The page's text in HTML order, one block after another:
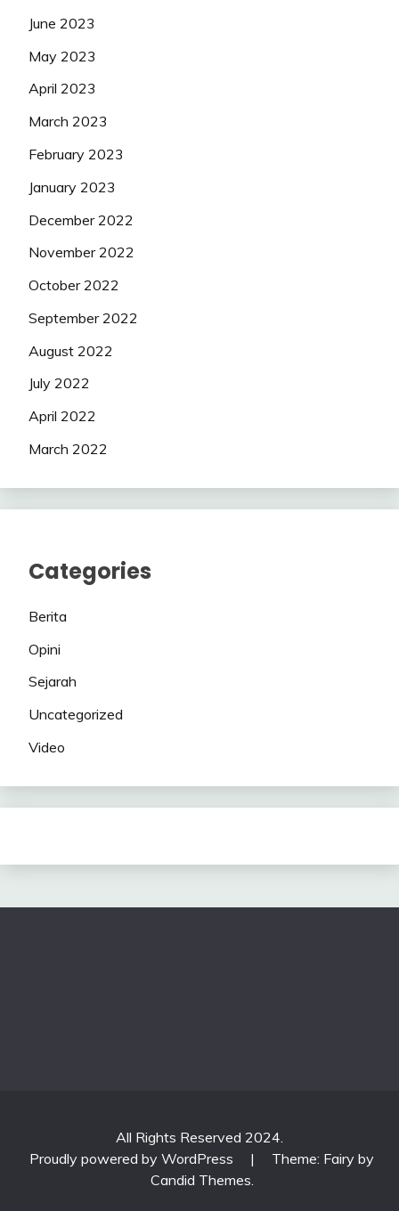
June 2023
May 2023
April 2023
March 2023
February 2023
January 2023
December 2022
November 2022
October 2022
September 2022
August 2022
July 2022
April 2022
March 2022
Categories
Berita
Opini
Sejarah
Uncategorized
Video
All Rights Reserved 2024.
Proudly powered by WordPress
|
Theme: Fairy by
Candid Themes.